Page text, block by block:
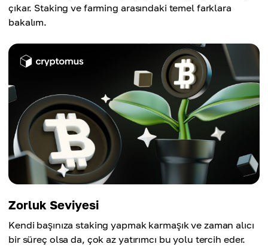
çıkar. Staking ve farming arasındaki temel farklara
bakalım.
Zorluk Seviyesi
Kendi başınıza staking yapmak karmaşık ve zaman alıcı
bir süreç olsa da, çok az yatırımcı bu yolu tercih eder.